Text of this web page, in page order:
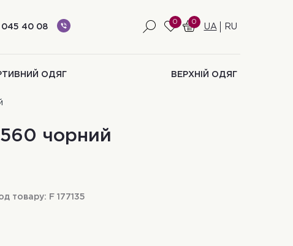
40 08
0 0
UA RU
ОДЯГ ВЕРХНІЙ ОДЯГ
чорний
товару: F 177135